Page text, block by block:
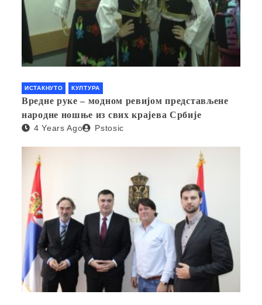
ИСТАКНУТО КУЛТУРА
Вредне руке – модном ревијом представљене
народне ношње из свих крајева Србије
4 Years Ago Pstosic